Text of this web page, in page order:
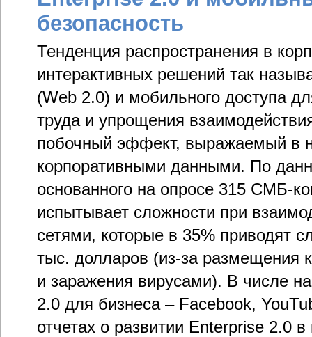
безопасность
Тенденция распространения в
интерактивных решений так
(Web 2.0) и мобильного доступа
труда и упрощения
побочный эффект, выражаемый в
корпоративными данными. По
основанного на опросе 315 СМБ-
испытывает сложности при
сетями, которые в 35% приводят
тыс. долларов (из-за размещения
и заражения вирусами). В числе
2.0 для бизнеса – Facebook,
отчетах о развитии Enterprise 2.0